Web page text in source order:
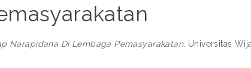
Narapidana Di Lembaga Pemasyarakatan. Universitas